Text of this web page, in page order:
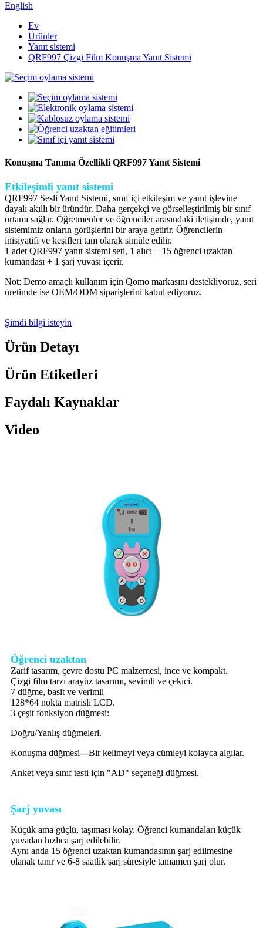
English
Ev
Ürünler
Yanıt sistemi
QRF997 Çizgi Film Konuşma Yanıt Sistemi
Konuşma Tanıma Özellikli QRF997 Yanıt Sistemi
Etkileşimli yanıt sistemi
QRF997 Sesli Yanıt Sistemi, sınıf içi etkileşim ve yanıt işlevine
dayalı akıllı bir üründür. Daha gerçekçi ve görselleştirilmiş bir sınıf
ortamı sağlar. Öğretmenler ve öğrenciler arasındaki iletişimde, yanıt
sistemimiz onların görüşlerini bir araya getirir. Öğrencilerin
inisiyatifi ve keşifleri tam olarak simüle edilir.
1 adet QRF997 yanıt sistemi seti, 1 alıcı + 15 öğrenci uzaktan
kumandası + 1 şarj yuvası içerir.
Not: Demo amaçlı kullanım için Qomo markasını destekliyoruz, seri
üretimde ise OEM/ODM siparişlerini kabul ediyoruz.
Şimdi bilgi isteyin
Ürün Detayı
Ürün Etiketleri
Faydalı Kaynaklar
Video
Öğrenci uzaktan
Zarif tasarım, çevre dostu PC malzemesi, ince ve kompakt.
Çizgi film tarzı arayüz tasarımı, sevimli ve çekici.
7 düğme, basit ve verimli
128*64 nokta matrisli LCD.
3 çeşit fonksiyon düğmesi:
Doğru/Yanlış düğmeleri.
Konuşma düğmesi---Bir kelimeyi veya cümleyi kolayca algılar.
Anket veya sınıf testi için "AD" seçeneği düğmesi.
Şarj yuvası
Küçük ama güçlü, taşıması kolay. Öğrenci kumandaları küçük
yuvadan hızlıca şarj edilebilir.
Aynı anda 15 öğrenci uzaktan kumandasının şarj edilmesine
olanak tanır ve 6-8 saatlik şarj süresiyle tamamen şarj olur.